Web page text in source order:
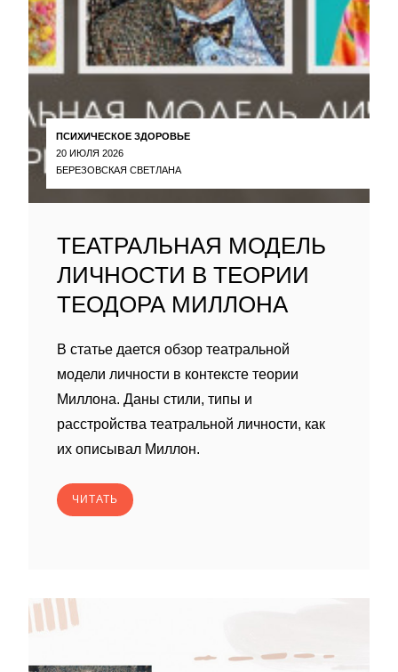
ПСИХИЧЕСКОЕ ЗДОРОВЬЕ
20 ИЮЛЯ 2026
БЕРЕЗОВСКАЯ СВЕТЛАНА
ТЕАТРАЛЬНАЯ МОДЕЛЬ
ЛИЧНОСТИ В ТЕОРИИ
ТЕОДОРА МИЛЛОНА
В статье дается обзор театральной
модели личности в контексте теории
Миллона. Даны стили, типы и
расстройства театральной личности, как
их описывал Миллон.
ЧИТАТЬ